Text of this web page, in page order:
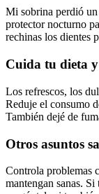
Mi sobrina perdió
protector nocturno
rechinas los dientes
Cuida tu dieta
Los refrescos, los
Reduje el consumo
También dejé de
Otros asuntos
Controla problemas
mantengan sanas.